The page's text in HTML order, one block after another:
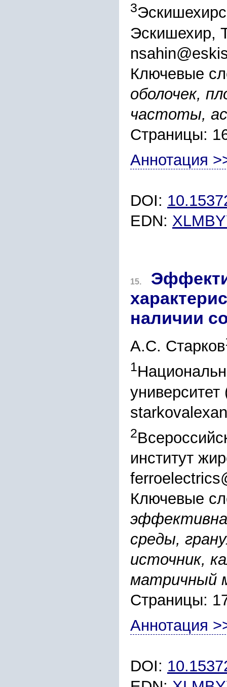
3
Эскишехир,
Ключевые
оболочек,
частоты,
Страницы:
Аннотация
DOI:
EDN:
15.
наличии
А.С. Старков
1
2
институт
Ключевые
среды,
источник,
матричный
Страницы:
Аннотация
DOI: